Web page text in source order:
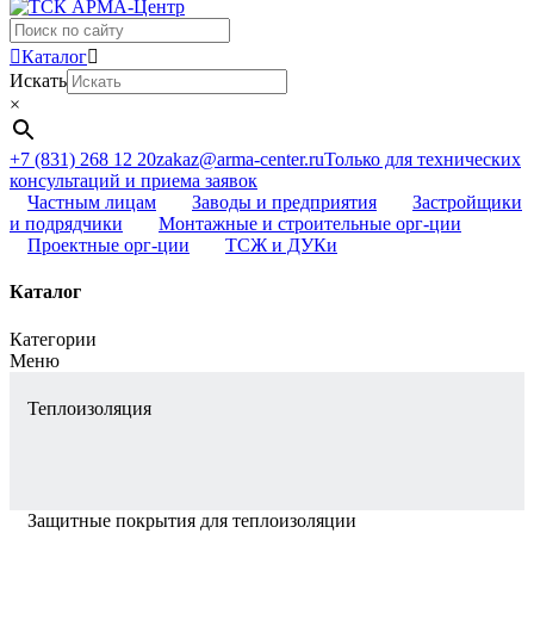
Поиск
...Каталог
Искать
×
+7 (831) 268 12 20zakaz@arma-center.ruТолько для технических
консультаций и приема заявок
Частным лицам
Заводы и предприятия
Застройщики
и подрядчики
Монтажные и строительные орг-ции
Проектные орг-ции
ТСЖ и ДУКи
Каталог
Категории
Меню
Теплоизоляция
Защитные покрытия для теплоизоляции